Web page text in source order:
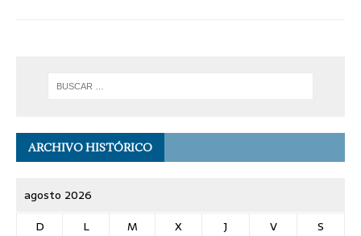
ARCHIVO HISTÓRICO
agosto 2026
D
L M X J V
S